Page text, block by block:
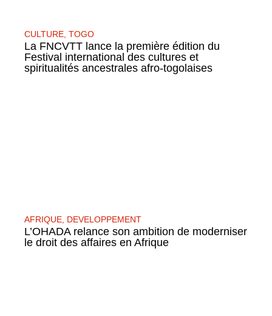
CULTURE TOGO
La FNCVTT lance la première édition du
Festival international des cultures et
spiritualités ancestrales afro-togolaises
AFRIQUE DEVELOPPEMENT
L’OHADA relance son ambition de moderniser
le droit des affaires en Afrique